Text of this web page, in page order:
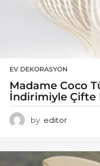
EV DEKORASYON
Madame Coco
İndirimiyle Çifte
by editor